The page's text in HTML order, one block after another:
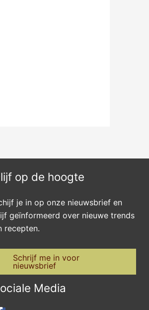
op de hoogte
je in op onze nieuwsbrief en
geïnformeerd over nieuwe trends
recepten.
Schrijf me in voor
nieuwsbrief
Media